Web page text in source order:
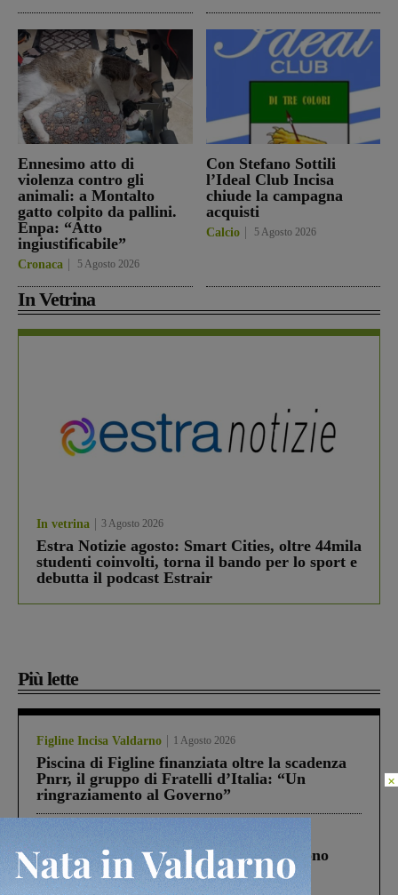
Ennesimo atto di
violenza contro gli
animali: a Montalto
gatto colpito da pallini.
Enpa: “Atto
ingiustificabile”
Cronaca 5 Agosto 2026
Con Stefano Sottili
l’Ideal Club Incisa
chiude la campagna
acquisti
Calcio 5 Agosto 2026
In Vetrina
In vetrina 3 Agosto 2026
Estra Notizie agosto: Smart Cities, oltre 44mila
studenti coinvolti, torna il bando per lo sport e
debutta il podcast Estrair
Più lette
Figline Incisa Valdarno 1 Agosto 2026
Piscina di Figline finanziata oltre la scadenza
Pnrr, il gruppo di Fratelli d’Italia: “Un
ringraziamento al Governo”
Un anno fa la strage in A1 in cui morirono
Gianni, Giulia e Franco. Lo schianto, il
processo, lo stop ai sorpassi fra tir....
×